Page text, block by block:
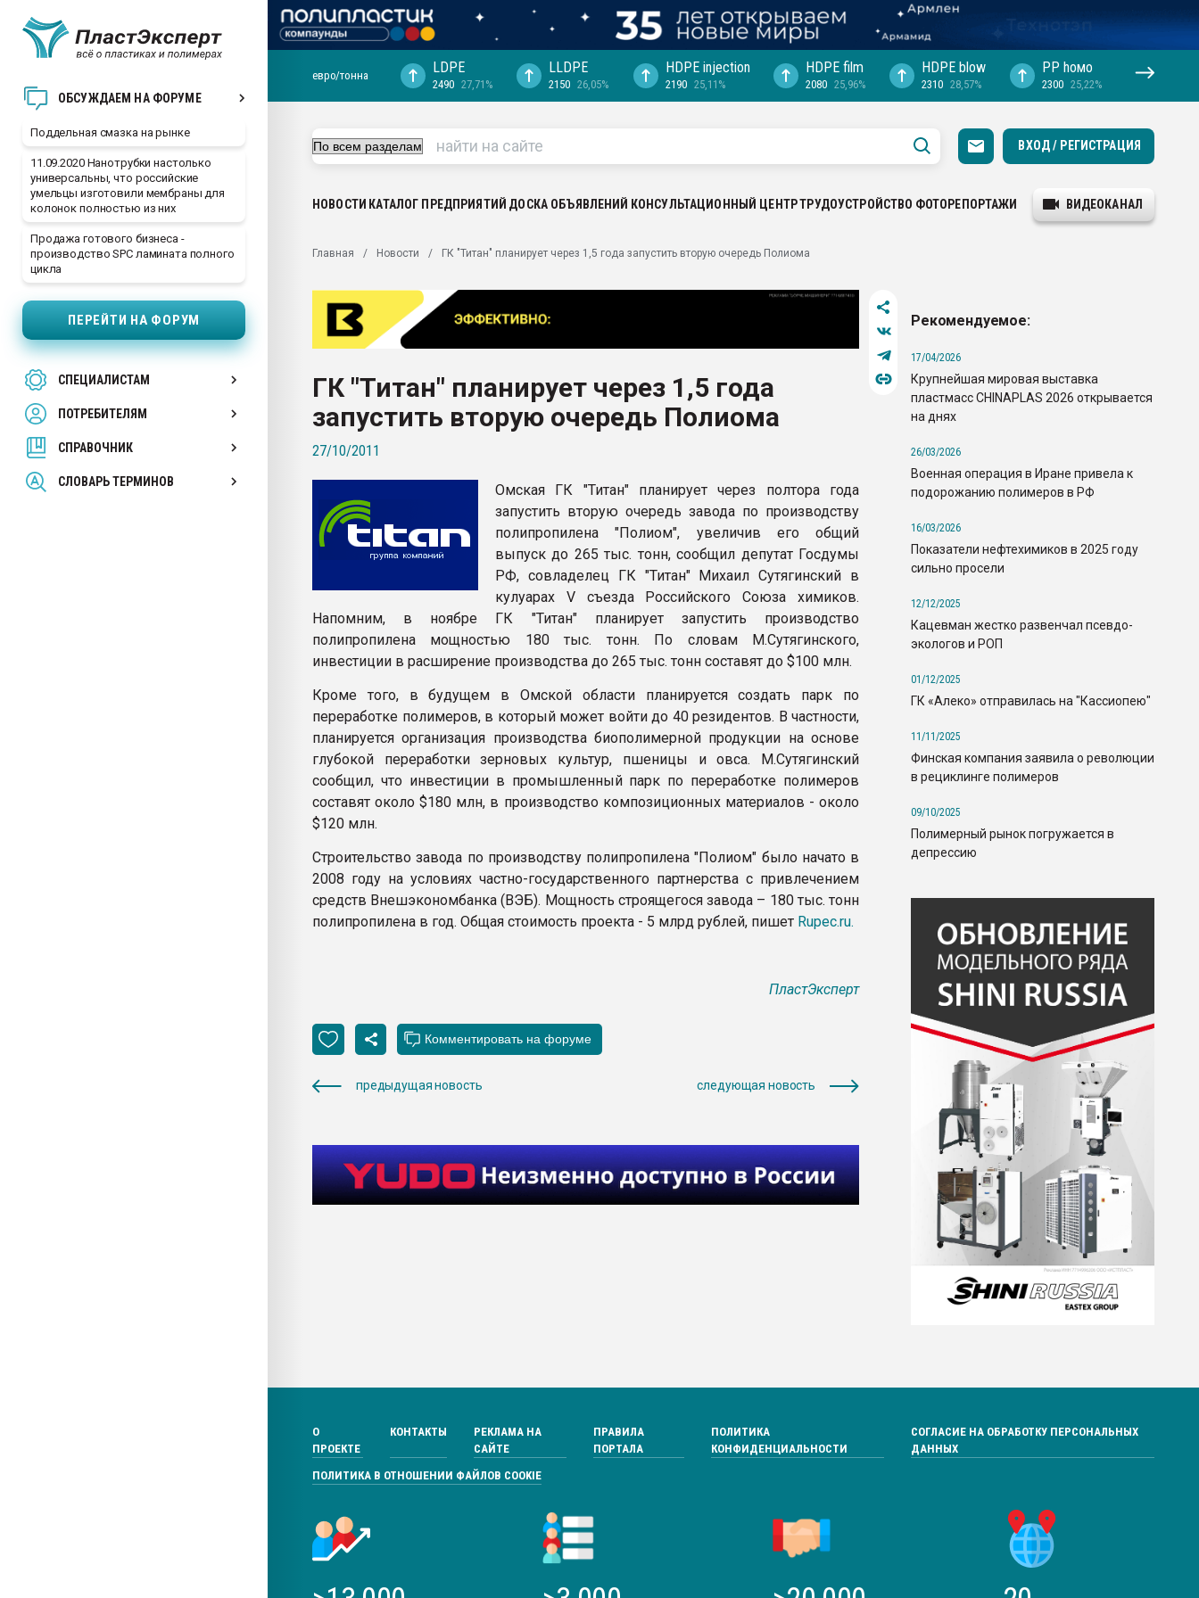
ОБСУЖДАЕМ НА ФОРУМЕ
Поддельная смазка на рынке
11.09.2020 Нанотрубки настолько
универсальны, что российские
умельцы изготовили мембраны для
колонок полностью из них
Продажа готового бизнеса -
производство SPC ламината полного
цикла
ПЕРЕЙТИ НА ФОРУМ
СПЕЦИАЛИСТАМ
ПОТРЕБИТЕЛЯМ
СПРАВОЧНИК
СЛОВАРЬ ТЕРМИНОВ
ближайшее подмосковье, с.-в.
Подмосковье, Москва
первый план в переработке
28.07.2026 "Технониколь" довольна
Всё, что касается выдува ПЭТ
Материал поверхности пуансона для
Продам отходы Композиция
поликарбоната и АБС-пластика
Armaloy PC/ABS-1IM черный цвет
евро/тонна LDPE
2490 27,71%
LLDPE
2150 26,05%
HDPE injection
2190 25,11%
HDPE film
2080 25,96%
HDPE blow
2310 28,57%
PP hомо
2300 25,22%
ВХОД / РЕГИСТРАЦИЯ
НОВОСТИ КАТАЛОГ ПРЕДПРИЯТИЙ ДОСКА ОБЪЯВЛЕНИЙ КОНСУЛЬТАЦИОННЫЙ ЦЕНТРТРУДОУСТРОЙСТВО ФОТОРЕПОРТАЖИ ВИДЕОКАНАЛ
Главная Новости ГК "Титан" планирует через 1,5 года запустить вторую очередь Полиома
ГК "Титан" планирует через 1,5 года
запустить вторую очередь Полиома
27/10/2011
Омская ГК "Титан" планирует через полтора года
запустить вторую очередь завода по производству
полипропилена "Полиом", увеличив его общий
выпуск до 265 тыс. тонн, сообщил депутат Госдумы
РФ, совладелец ГК "Титан" Михаил Сутягинский в
кулуарах V съезда Российского Союза химиков.
Напомним, в ноябре ГК "Титан" планирует запустить производство
полипропилена мощностью 180 тыс. тонн. По словам М.Сутягинского,
инвестиции в расширение производства до 265 тыс. тонн составят до $100 млн.
Кроме того, в будущем в Омской области планируется создать парк по
переработке полимеров, в который может войти до 40 резидентов. В частности,
планируется организация производства биополимерной продукции на основе
глубокой переработки зерновых культур, пшеницы и овса. М.Сутягинский
сообщил, что инвестиции в промышленный парк по переработке полимеров
составят около $180 млн, в производство композиционных материалов - около
$120 млн.
Строительство завода по производству полипропилена "Полиом" было начато в
2008 году на условиях частно-государственного партнерства с привлечением
средств Внешэкономбанка (ВЭБ). Мощность строящегося завода – 180 тыс. тонн
полипропилена в год. Общая стоимость проекта - 5 млрд рублей, пишет Rupec.ru.
ПластЭксперт
предыдущая новость следующая новость
Рекомендуемое:
17/04/2026
Крупнейшая мировая выставка
пластмасс CHINAPLAS 2026 открывается
на днях
26/03/2026
Военная операция в Иране привела к
подорожанию полимеров в РФ
16/03/2026
Показатели нефтехимиков в 2025 году
сильно просели
12/12/2025
Кацевман жестко развенчал псевдо-
экологов и РОП
01/12/2025
ГК «Алеко» отправилась на "Кассиопею"
11/11/2025
Финская компания заявила о революции
в рециклинге полимеров
09/10/2025
Полимерный рынок погружается в
депрессию
О
ПРОЕКТЕ
КОНТАКТЫ
РЕКЛАМА НА
САЙТЕ
ПРАВИЛА
ПОРТАЛА
ПОЛИТИКА
КОНФИДЕНЦИАЛЬНОСТИ
СОГЛАСИЕ НА ОБРАБОТКУ ПЕРСОНАЛЬНЫХ
ДАННЫХ
ПОЛИТИКА В ОТНОШЕНИИ ФАЙЛОВ COOKIE